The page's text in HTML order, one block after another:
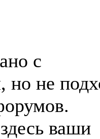
с
но не
ваши